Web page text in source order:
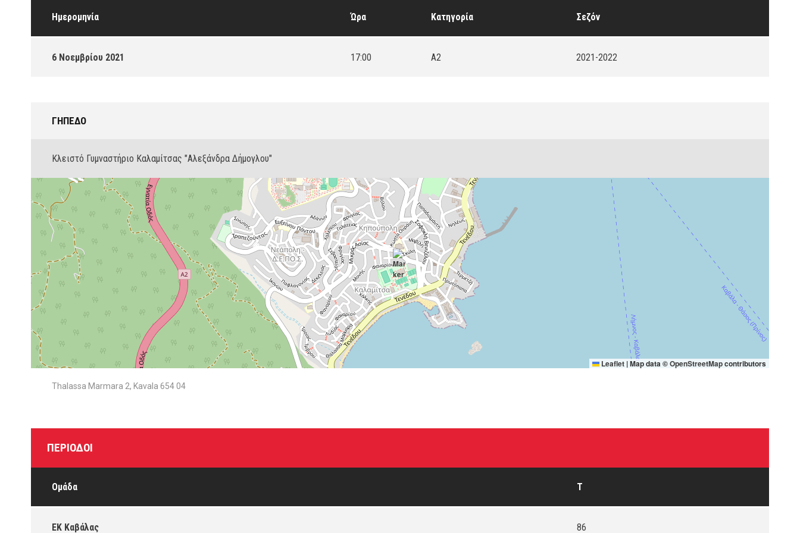
Ημερομηνία Ώρα Κατηγορία Σεζόν
6 Νοεμβρίου 2021 17:00 A2 2021-2022
ΓΉΠΕΔΟ
Κλειστό Γυμναστήριο Καλαμίτσας "Αλεξάνδρα Δήμογλου"
Leaflet |Map data ©OpenStreetMapcontributors
Thalassa Marmara 2, Kavala 654 04
ΠΕΡΊΟΔΟΙ
Ομάδα T
ΕΚ Καβάλας 86